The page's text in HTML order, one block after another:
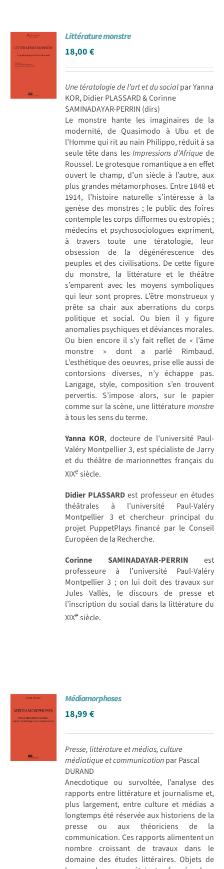
Littérature monstre
18,00€
Une tératologie de l’art et du socialpar Yanna
KOR, Didier PLASSARD & Corinne
SAMINADAYAR-PERRIN (dirs)
Le monstre hante les imaginaires de la
modernité, de Quasimodo à Ubu et de
l’Homme qui rit au nain Philippo, réduit à sa
seule tête dans les Impressions d’Afrique de
Roussel. Le grotesque romantique a en effet
ouvert le champ, d’un siècle à l’autre, aux
plus grandes métamorphoses. Entre 1848 et
1914, l’histoire naturelle s’intéresse à la
genèse des monstres ; le public des foires
contemple les corps difformes ou estropiés ;
médecins et psychosociologues expriment,
à travers toute une tératologie, leur
obsession de la dégénérescence des
peuples et des civilisations. De cette figure
du monstre, la littérature et le théâtre
s’emparent avec les moyens symboliques
qui leur sont propres. L’être monstrueux y
prête sa chair aux aberrations du corps
politique et social. Ou bien il y figure
anomalies psychiques et déviances morales.
Ou bien encore il s’y fait reflet de « l’âme
monstre » dont a parlé Rimbaud.
L’esthétique des oeuvres, prise elle aussi de
contorsions diverses, n’y échappe pas.
Langage, style, composition s’en trouvent
pervertis. S’impose alors, sur le papier
comme sur la scène, une littératuremonstre
à tous les sens du terme.
Yanna KOR, docteure de l’université Paul-
Valéry Montpellier 3, est spécialiste de Jarry
et du théâtre de marionnettes français du
XIXe siècle.
Didier PLASSARD est professeur en études
théâtrales à l’université Paul-Valéry
Montpellier 3 et chercheur principal du
projet PuppetPlays financé par le Conseil
Européen de la Recherche.
Corinne SAMINADAYAR-PERRIN est
professeure à l’université Paul-Valéry
Montpellier 3 ; on lui doit des travaux sur
Jules Vallès, le discours de presse et
l’inscription du social dans la littérature du
XIXe siècle.
Médiamorphoses
18,99€
Presse, littérature et médias, culture
médiatique et communicationpar Pascal
DURAND
Anecdotique ou survoltée, l’analyse des
rapports entre littérature et journalisme et,
plus largement, entre culture et médias a
longtemps été réservée aux historiens de la
presse ou aux théoriciens de la
communication. Ces rapports alimentent un
nombre croissant de travaux dans le
domaine des études littéraires. Objets de